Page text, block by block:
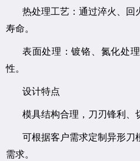
热处理工艺：通过淬火、回
寿命。
表面处理：镀铬、氮化处
性。
设计特点
模具结构合理，刀刃锋利、
可根据客户需求定制异形刀
需求。